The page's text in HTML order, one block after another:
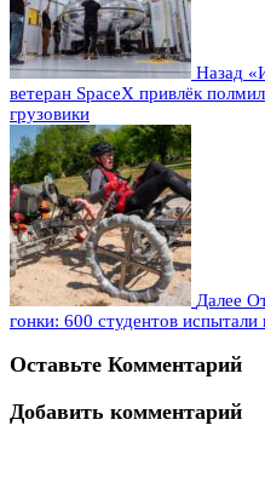
Назад
ветеран SpaceX привлёк
грузовики
Далее
гонки: 600 студентов
Оставьте Комментарий
Добавить комментарий